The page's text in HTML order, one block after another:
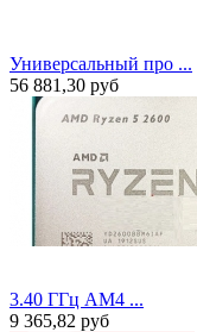
Универсальный про ...
56 881,30 руб
3.40 ГГц AM4 ...
9 365,82 руб